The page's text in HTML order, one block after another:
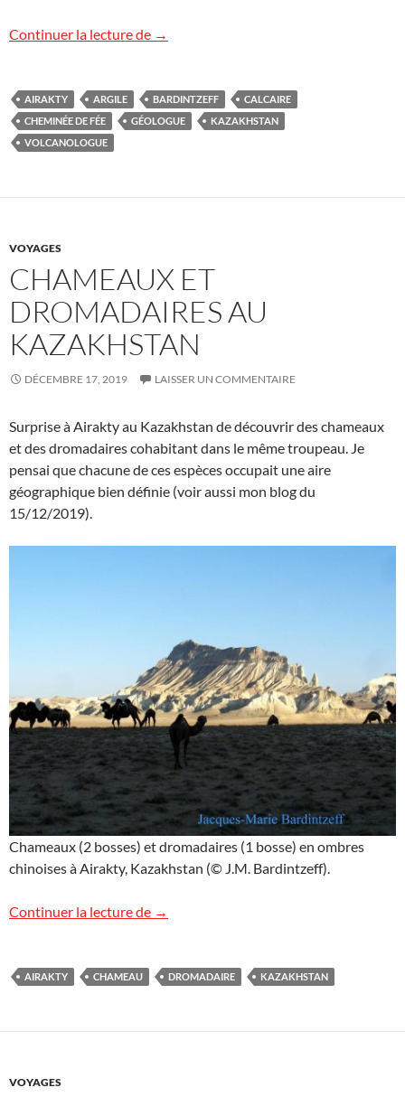
Continuer la lecture de Cheminées de fées à Airakty, Kazakhstan
→
AIRAKTY ARGILE BARDINTZEFF
CALCAIRE
CHEMINÉE DE FÉE
GÉOLOGUE
KAZAKHSTAN
VOLCANOLOGUE
VOYAGES
CHAMEAUX ET
DROMADAIRES AU
KAZAKHSTAN
DÉCEMBRE 17, 2019 LAISSER UN COMMENTAIRE
Surprise à Airakty au Kazakhstan de découvrir des chameaux
et des dromadaires cohabitant dans le même troupeau. Je
pensai que chacune de ces espèces occupait une aire
géographique bien définie (voir aussi mon blog du
15/12/2019).
Chameaux (2 bosses) et dromadaires (1 bosse) en ombres
chinoises à Airakty, Kazakhstan (© J.M. Bardintzeff).
Continuer la lecture de Chameaux et dromadaires au
→
AIRAKTY CHAMEAU DROMADAIRE KAZAKHSTAN
VOYAGES